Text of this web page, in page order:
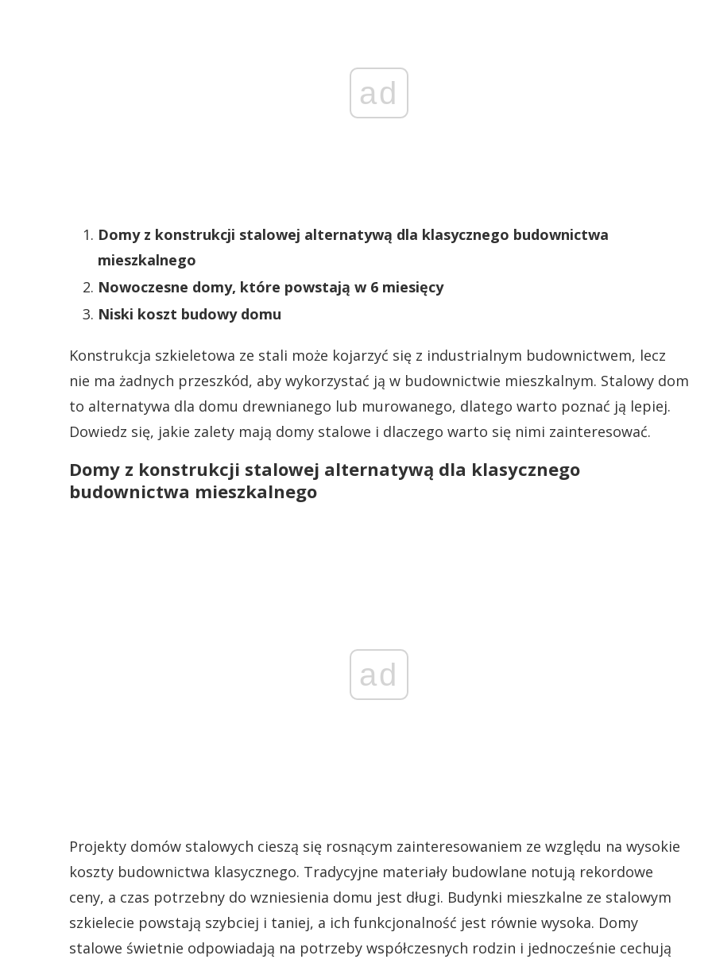
ad
Domy z konstrukcji stalowej alternatywą dla klasycznego budownictwa
mieszkalnego
Nowoczesne domy, które powstają w 6 miesięcy
Niski koszt budowy domu
Konstrukcja szkieletowa ze stali może kojarzyć się z industrialnym budownictwem, lecz
nie ma żadnych przeszkód, aby wykorzystać ją w budownictwie mieszkalnym. Stalowy dom
to alternatywa dla domu drewnianego lub murowanego, dlatego warto poznać ją lepiej.
Dowiedz się, jakie zalety mają domy stalowe i dlaczego warto się nimi zainteresować.
Domy z konstrukcji stalowej alternatywą dla klasycznego
budownictwa mieszkalnego
ad
Projekty domów stalowych cieszą się rosnącym zainteresowaniem ze względu na wysokie
koszty budownictwa klasycznego. Tradycyjne materiały budowlane notują rekordowe
ceny, a czas potrzebny do wzniesienia domu jest długi. Budynki mieszkalne ze stalowym
szkielecie powstają szybciej i taniej, a ich funkcjonalność jest równie wysoka. Domy
stalowe świetnie odpowiadają na potrzeby współczesnych rodzin i jednocześnie cechują